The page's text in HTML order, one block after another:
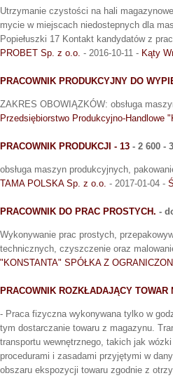
Utrzymanie czystości na hali
mycie w miejscach niedostepnych dla
Popiełuszki 17 Kontakt kandydatów z
PROBET Sp. z o.o. - 2016-10-11 - Kąty
PRACOWNIK PRODUKCYJNY DO
ZAKRES OBOWIĄZKÓW: obsługa
Przedsiębiorstwo Produkcyjno-Handlowe
PRACOWNIK PRODUKCJI - 13 - 2 600 -
obsługa maszyn produkcyjnych,
TAMA POLSKA Sp. z o.o. - 2017-01-04 -
PRACOWNIK DO PRAC PROSTYCH. -
Wykonywanie prac prostych,
technicznych, czyszczenie oraz
"KONSTANTA" SPÓŁKA Z
PRACOWNIK ROZKŁADAJĄCY TOWAR
- Praca fizyczna wykonywana tylko w
tym dostarczanie towaru z magazynu.
transportu wewnętrznego, takich jak
procedurami i zasadami przyjętymi w
obszaru ekspozycji towaru zgodnie z